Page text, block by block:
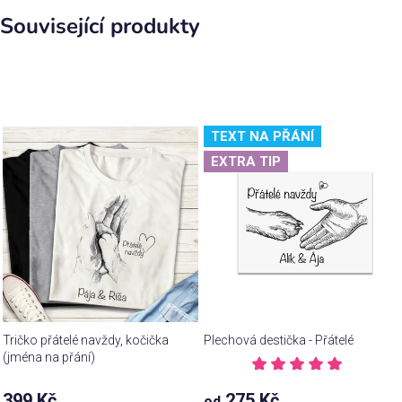
Související produkty
Tričko přátelé navždy, kočička
(jména na přání)
Průměrné
TEXT NA PŘÁNÍ
EXTRA TIP
Plechová destička - Přátelé
hodnocení